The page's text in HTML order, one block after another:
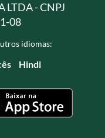
LTDA - CNPJ
08
idiomas:
Hindi